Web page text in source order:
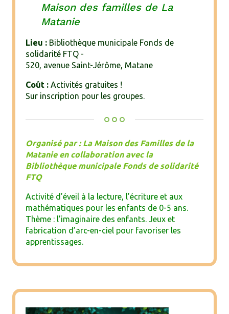
Maison des familles de La
Matanie
Lieu :Bibliothèque municipale Fonds de
solidarité FTQ -
520, avenue Saint-Jérôme, Matane
Coût :Activités gratuites !
Sur inscription pour les groupes.
Organisé par : La Maison des Familles de la
Matanie en collaboration avec la
Bibliothèque municipale Fonds de solidarité
FTQ
Activité d’éveil à la lecture, l’écriture et aux
mathématiques pour les enfants de 0-5 ans.
Thème : l’imaginaire des enfants. Jeux et
fabrication d’arc-en-ciel pour favoriser les
apprentissages.